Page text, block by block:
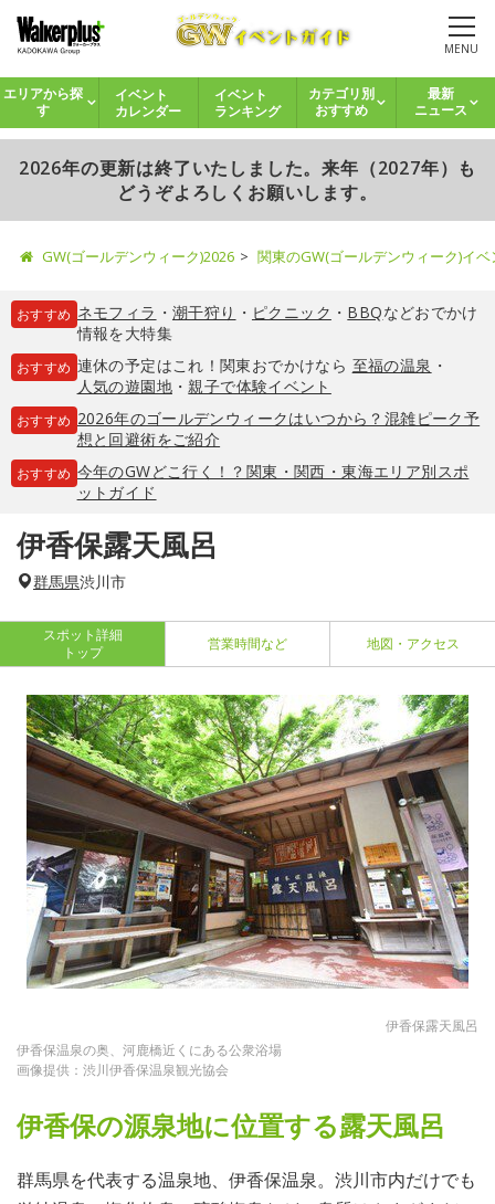
MENU
エリアから探
す
イベント
カレンダー
イベント
ランキング
カテゴリ別
おすすめ
最新
ニュース
2026年の更新は終了いたしました。来年（2027年）も
どうぞよろしくお願いします。
GW(ゴールデンウィーク)2026 関東のGW(ゴールデンウィーク)イ
おすすめ ネモフィラ ・ 潮干狩り ・ ピクニック ・ BBQなどおでかけ
情報を大特集
おすすめ 連休の予定はこれ！関東おでかけなら 至福の温泉 ・
人気の遊園地・親子で体験イベント
おすすめ 2026年のゴールデンウィークはいつから？混雑ピーク予
想と回避術をご紹介
おすすめ 今年のGWどこ行く！？関東・関西・東海エリア別スポ
ットガイド
伊香保露天風呂
群馬県渋川市
スポット詳細
トップ
営業時間など 地図・アクセス
伊香保露天風呂
伊香保温泉の奥、河鹿橋近くにある公衆浴場
画像提供：渋川伊香保温泉観光協会
伊香保の源泉地に位置する露天風呂
群馬県を代表する温泉地、伊香保温泉。渋川市内だけでも